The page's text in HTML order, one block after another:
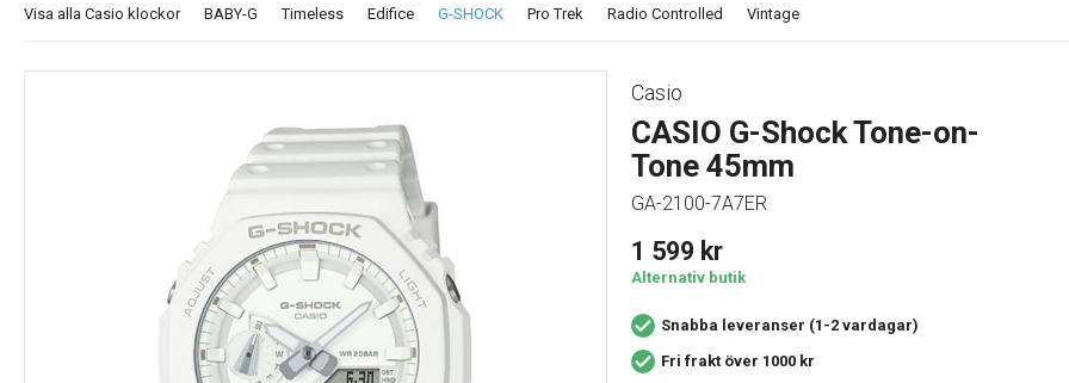
Visa alla Casio klockor
BABY-G Timeless Edifice G-SHOCK Pro Trek Radio Controlled Vintage
Casio
CASIO G-Shock Tone-on-
Tone 45mm
GA-2100-7A7ER
1 599 kr
Alternativ butik
Snabba leveranser (1-2 vardagar)
Fri frakt över 1000 kr